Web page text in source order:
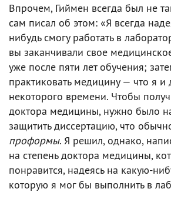
Впрочем, Гиймен всегда был не
сам писал об этом: «Я всегда
нибудь смогу работать в
вы заканчивали свое
уже после пяти лет обучения;
практиковать медицину — что я и
некоторого времени. Чтобы
доктора медицины, нужно было
защитить диссертацию, что
проформы. Я решил, однако,
на степень доктора медицины,
понравится, надеясь на какую-
которую я мог бы выполнить в